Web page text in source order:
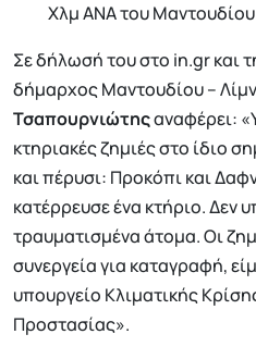
Χλμ ΑΝΑ του Μαντουδίου
Σε δήλωσή του στο in.gr και
δήμαρχος Μαντουδίου –
Τσαπουρνιώτηςαναφέρει:
κτηριακές ζημιές στο ίδιο
και πέρυσι: Προκόπι και
κατέρρευσε ένα κτήριο. Δεν
τραυματισμένα άτομα. Οι
συνεργεία για καταγραφή,
υπουργείο Κλιματικής
Προστασίας».